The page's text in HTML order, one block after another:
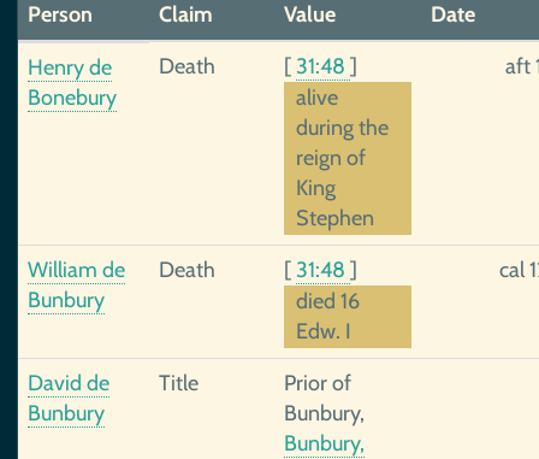
Person Claim Value
Date
Henry de
Bonebury
Death [ 31:48 ]
alive
during the
reign of
King
Stephen
aft
William de
Bunbury
Death [ 31:48 ]
died 16
Edw. I
cal
David de
Bunbury
Title
Prior of
Bunbury,
Bunbury,